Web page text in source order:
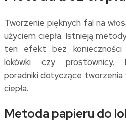
Tworzenie pięknych fal na
użyciem ciepła. Istnieją
ten efekt bez konieczności
lokówki czy prostownicy.
poradniki dotyczące tworzenia
ciepła.
Metoda papieru do